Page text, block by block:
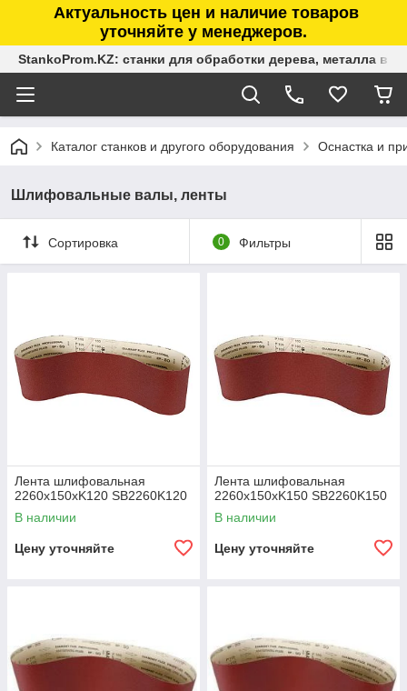
Актуальность цен и наличие товаров
уточняйте у менеджеров.
StankoProm.KZ: станки для обработки дерева, металла в
Каталог станков и другого оборудования Оснастка и
Шлифовальные валы, ленты
Сортировка 0 Фильтры
Лента шлифовальная
2260x150xK120 SB2260K120
В наличии
Цену уточняйте
Лента шлифовальная
2260x150xK150 SB2260K150
В наличии
Цену уточняйте